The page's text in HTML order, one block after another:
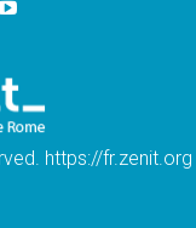
est un acte
de Colomb à
https://fr.zenit.org